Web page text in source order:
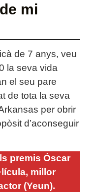
mi
de 7 anys, veu
la seva vida
el seu pare
de tota la seva
per obrir
d’aconseguir
premis Óscar
millor
(Yeun).